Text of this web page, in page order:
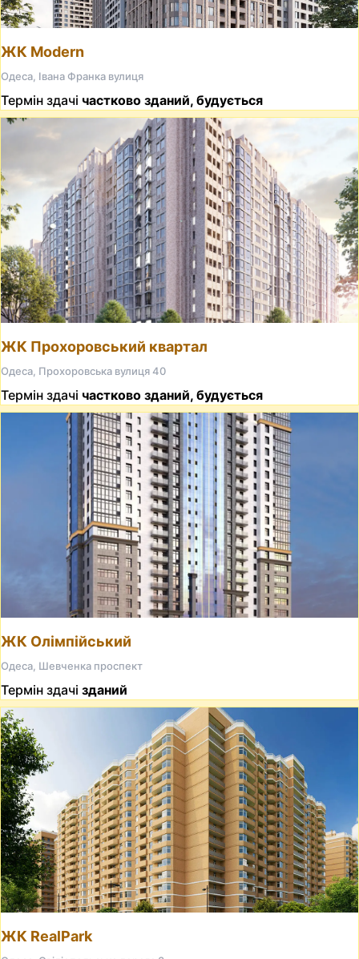
ЖК Modern
Одеса, Івана Франка вулиця
Термін здачі частково зданий, будується
ЖК Прохоровський квартал
Одеса, Прохоровська вулиця 40
Термін здачі частково зданий, будується
ЖК Олімпійський
Одеса, Шевченка проспект
Термін здачі зданий
ЖК RealPark